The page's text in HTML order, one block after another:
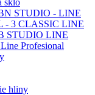
STUDIO - LINE
- 3 CLASSIC LINE
STUDIO LINE
Profesional
hliny